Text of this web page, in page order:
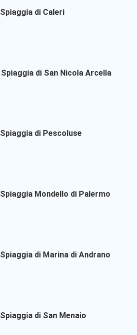
Spiaggia di Caleri
Spiaggia di San Nicola Arcella
Spiaggia di Pescoluse
Spiaggia Mondello di Palermo
Spiaggia di Marina di Andrano
Spiaggia di San Menaio